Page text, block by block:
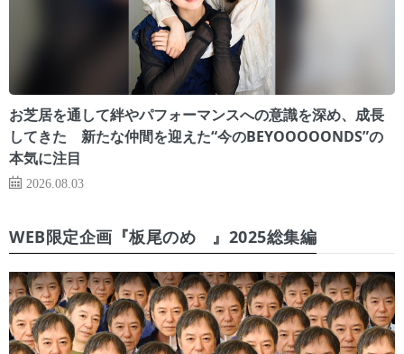
お芝居を通して絆やパフォーマンスへの意識を深め、成長
してきた 新たな仲間を迎えた“今のBEYOOOOONDS”の
本気に注目
2026.08.03
WEB限定企画『板尾のめ゙』2025総集編